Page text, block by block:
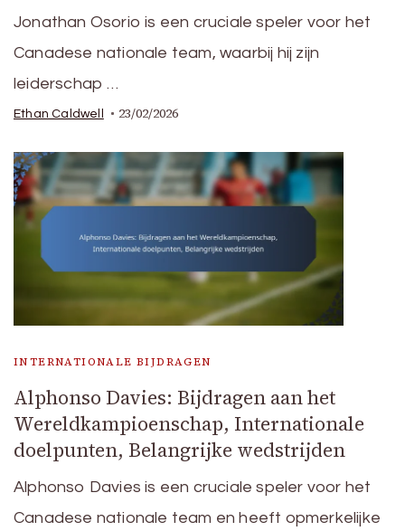
Jonathan Osorio is een cruciale speler voor het
Canadese nationale team, waarbij hij zijn
leiderschap …
Ethan Caldwell 23/02/2026
INTERNATIONALE BIJDRAGEN
Alphonso Davies: Bijdragen aan het
Wereldkampioenschap, Internationale
doelpunten, Belangrijke wedstrijden
Alphonso Davies is een cruciale speler voor het
Canadese nationale team en heeft opmerkelijke